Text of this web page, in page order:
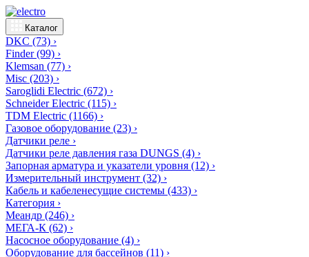
Каталог
DKC (73) ›
Finder(99) ›
Klemsan (77) ›
Misc (203) ›
Saroglidi Electric (672) ›
Schneider Electric (115) ›
TDM Electric (1166) ›
Газовое оборудование (23) ›
Датчики реле ›
Датчики реле давления газа DUNGS (4) ›
Запорная арматура и указатели уровня (12) ›
Измерительный инструмент (32) ›
Кабель и кабеленесущие системы (433) ›
Категория ›
Меандр (246) ›
МЕГА-К (62) ›
Насосное оборудование (4) ›
Оборудование для бассейнов (11) ›